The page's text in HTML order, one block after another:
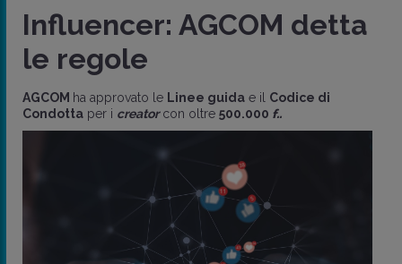
Influencer: AGCOM detta
le regole
AGCOM ha approvato le Linee guida e il Codice di
Condotta per i creatorcon oltre 500.000 f..